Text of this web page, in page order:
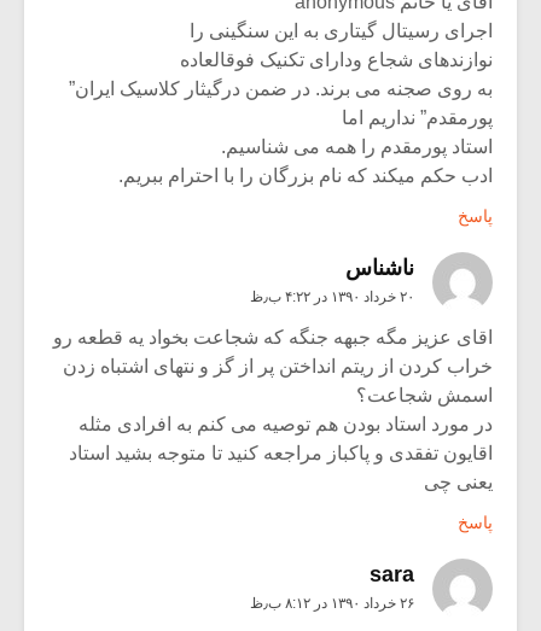
اجرای رسیتال گیتاری به این سنگینی را
نوازندهای شجاع ودارای تکنیک فوقالعاده
به روی صجنه می برند. در ضمن درگیثار کلاسیک ایران”
پورمقدم” نداریم اما
استاد پورمقدم را همه می شناسیم.
ادب حکم میکند که نام بزرگان را با احترام ببریم.
پاسخ
ناشناس
۲۰ خرداد ۱۳۹۰ در ۴:۲۲ ب٫ظ
اقای عزیز مگه جبهه جنگه که شجاعت بخواد یه قطعه رو
خراب کردن از ریتم انداختن پر از گز و نتهای اشتباه زدن
اسمش شجاعت؟
در مورد استاد بودن هم توصیه می کنم به افرادی مثله
اقایون تفقدی و پاکباز مراجعه کنید تا متوجه بشید استاد
یعنی چی
پاسخ
sara
۲۶ خرداد ۱۳۹۰ در ۸:۱۲ ب٫ظ